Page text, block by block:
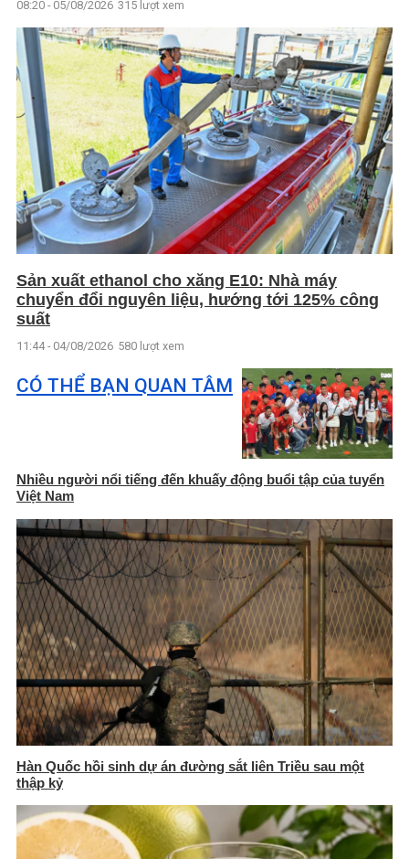
08:20 - 05/08/2026 315 lượt xem
Sản xuất ethanol cho xăng E10: Nhà máy
chuyển đổi nguyên liệu, hướng tới 125% công
suất
11:44 - 04/08/2026 580 lượt xem
CÓ THỂ BẠN QUAN TÂM
Nhiều người nổi tiếng đến khuấy động buổi tập của tuyển
Việt Nam
Hàn Quốc hồi sinh dự án đường sắt liên Triều sau một
thập kỷ